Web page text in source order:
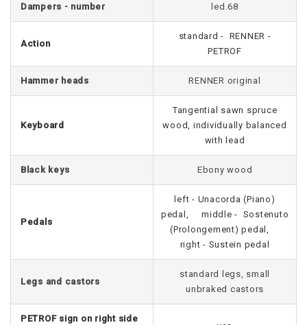
Dampers - number led.68
Action
standard - RENNER -
PETROF
Hammer heads RENNER original
Keyboard
Tangential sawn spruce
wood, individually balanced
with lead
Black keys Ebony wood
Pedals
left - Unacorda (Piano)
pedal, middle - Sostenuto
(Prolongement) pedal,
right - Sustein pedal
Legs and castors
standard legs, small
unbraked castors
PETROF sign on right side